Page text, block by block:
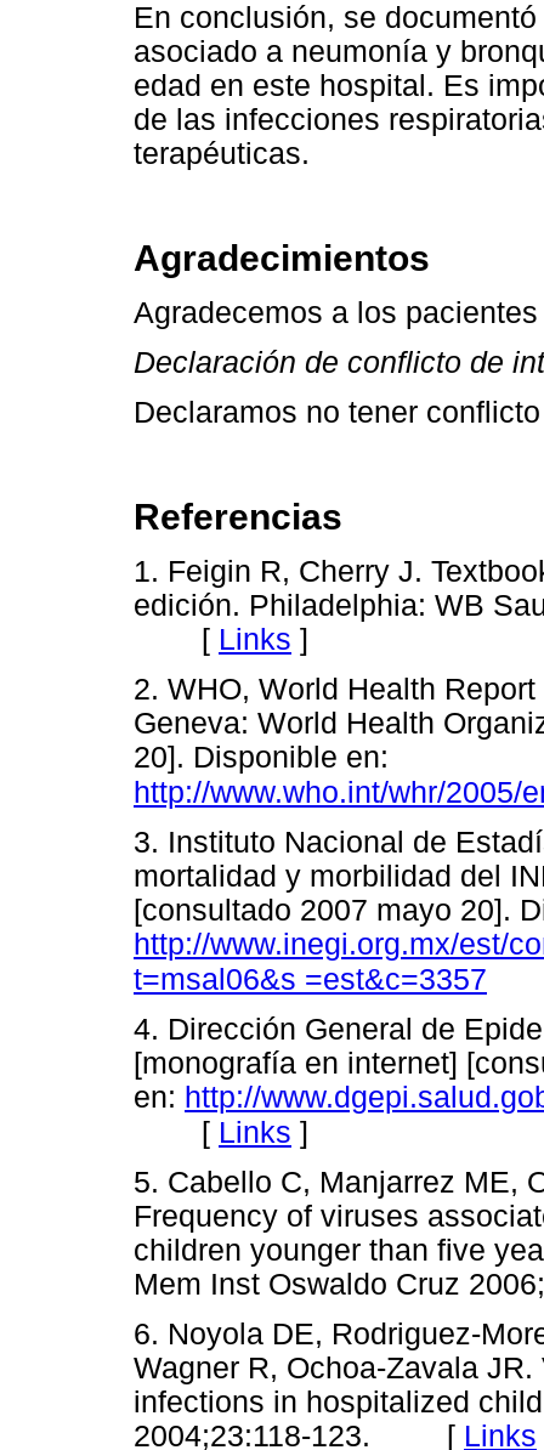
En conclusión, se
asociado a neumonía y
edad en este hospital. Es
de las infecciones
terapéuticas.
Agradecimientos
Agradecemos a los
Declaración de conflicto de
Declaramos no tener
Referencias
1. Feigin R, Cherry J.
edición. Philadelphia: WB
[ Links ]
2. WHO, World Health
Geneva: World Health
20]. Disponible en:
http://www.who.int/whr/2005/
3. Instituto Nacional de
mortalidad y morbilidad del
[consultado 2007 mayo 20].
http://www.inegi.org.mx/est/
t=msal06&s =est&c=3357
4. Dirección General de
[monografía en internet]
en: http://
[ Links ]
5. Cabello C, Manjarrez ME,
Frequency of viruses
children younger than five
Mem Inst Oswaldo Cruz
6. Noyola DE, Rodriguez-
Wagner R, Ochoa-Zavala
infections in hospitalized
2004;23:118-123. [ Links